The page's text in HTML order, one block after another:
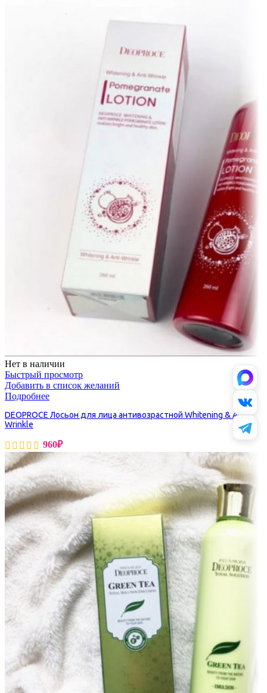
Нет в наличии
Быстрый просмотр
Добавить в список желаний
Подробнее
DEOPROCE Лосьон для лица антивозрастной Whitening & Anti-
Wrinkle
960₽